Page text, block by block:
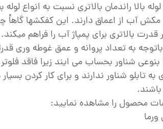
بالا راندمان بالاتری نسبت به انواع لوله
مکش آب از اعماق دارند. این کفکشها گاهاْ
بالاتری برای پمپاژ آب را فراهم
به تعداد پروانه و عمق غوطه وری
شناور بحساب می ایند زیرا فاقد
به تابلو شناور ندارند و برای کار کردن
محصول را مشاهده نمایید: